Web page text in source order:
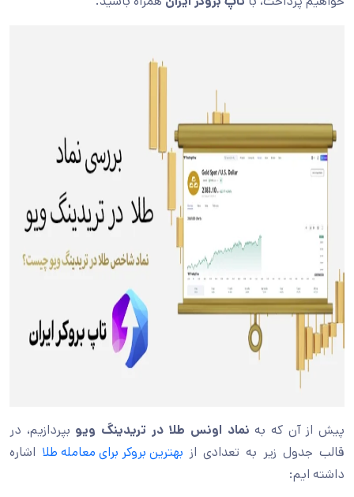
پیش از آن که بهنماد اونس طلا در تریدینگ ویو بپردازیم، در
قالب جدول زیر به تعدادی از بهترین بروکر برای معامله طلا اشاره
داشته ایم: